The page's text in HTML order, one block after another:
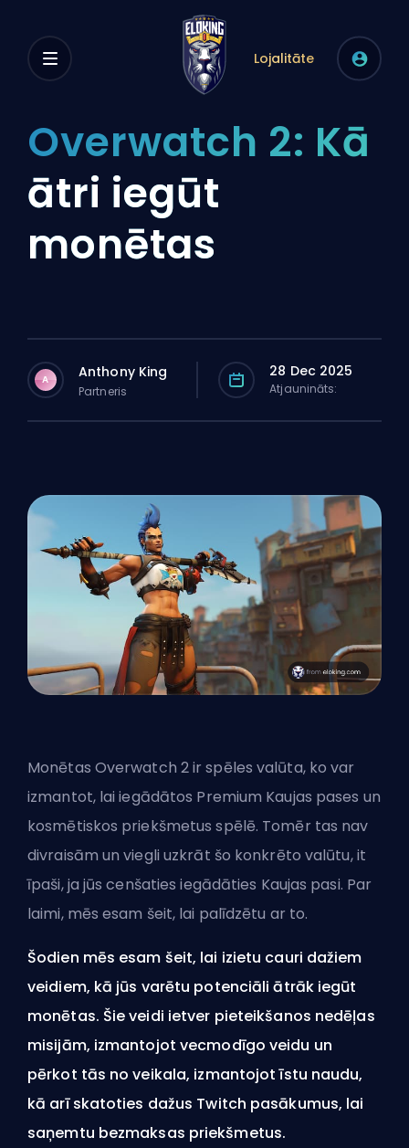
Lojalitāte
Overwatch 2: Kā
ātri iegūt
monētas
A Anthony King
Partneris
28 Dec 2025
Atjaunināts:
Monētas Overwatch 2 ir spēles valūta, ko var
izmantot, lai iegādātos Premium Kaujas pases un
kosmētiskos priekšmetus spēlē. Tomēr tas nav
divraisām un viegli uzkrāt šo konkrēto valūtu, it
īpaši, ja jūs cenšaties iegādāties Kaujas pasi. Par
laimi, mēs esam šeit, lai palīdzētu ar to.
Šodien mēs esam šeit, lai izietu cauri dažiem
veidiem, kā jūs varētu potenciāli ātrāk iegūt
monētas. Šie veidi ietver pieteikšanos nedēļas
misijām, izmantojot vecmodīgo veidu un
pērkot tās no veikala, izmantojot īstu naudu,
kā arī skatoties dažus Twitch pasākumus, lai
saņemtu bezmaksas priekšmetus.